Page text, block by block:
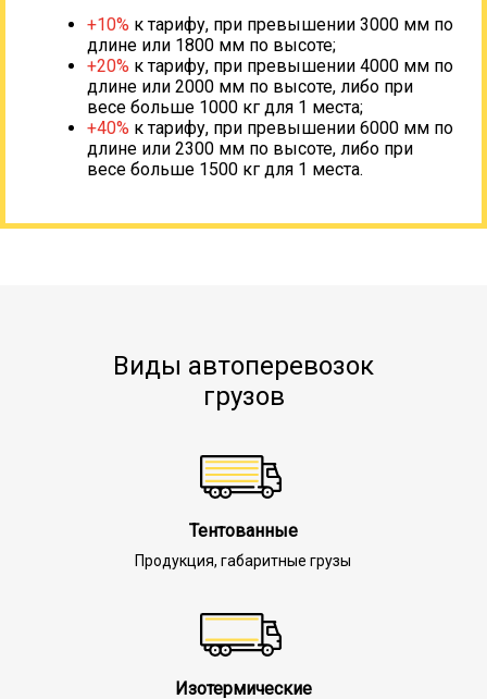
+10% к тарифу, при превышении 3000 мм по
длине или 1800 мм по высоте;
+20% к тарифу, при превышении 4000 мм по
длине или 2000 мм по высоте, либо при
весе больше 1000 кг для 1 места;
+40% к тарифу, при превышении 6000 мм по
длине или 2300 мм по высоте, либо при
весе больше 1500 кг для 1 места.
Виды автоперевозок
грузов
Тентованные
Продукция, габаритные грузы
Изотермические